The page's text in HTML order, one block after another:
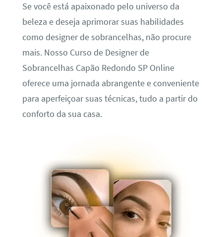
Se você está apaixonado pelo universo da
beleza e deseja aprimorar suas habilidades
como designer de sobrancelhas, não procure
mais. Nosso Curso de Designer de
Sobrancelhas Capão Redondo SP Online
oferece uma jornada abrangente e conveniente
para aperfeiçoar suas técnicas, tudo a partir do
conforto da sua casa.